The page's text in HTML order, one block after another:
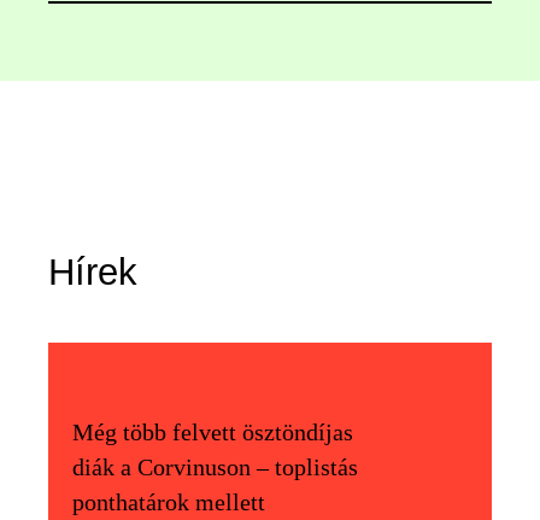
Hírek
Még több felvett ösztöndíjas
diák a Corvinuson – toplistás
ponthatárok mellett